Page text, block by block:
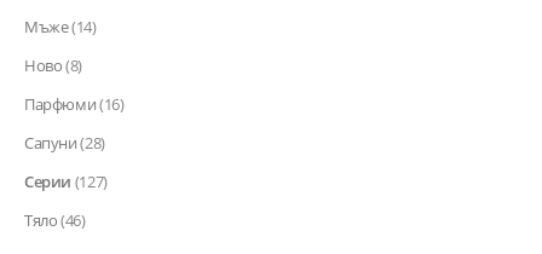
Мъже(14)
Ново(8)
Парфюми(16)
Сапуни(28)
Серии (127)
Тяло(46)